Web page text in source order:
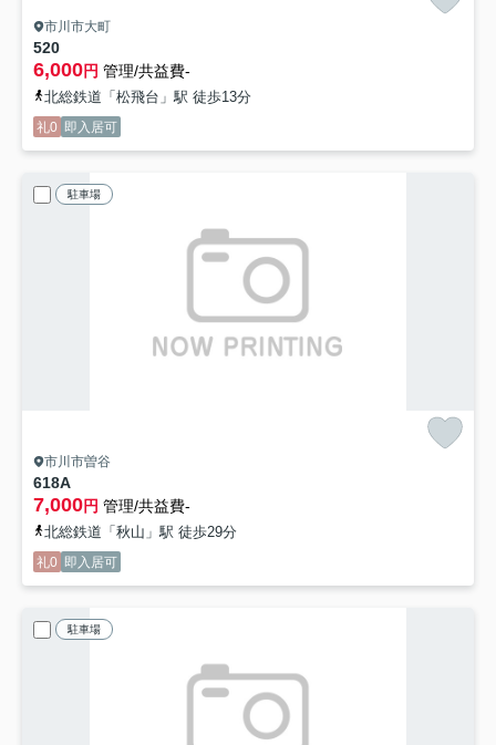
市川市大町
520
6,000円 管理/共益費-
北総鉄道「松飛台」駅 徒歩13分
礼0 即入居可
駐車場
市川市曽谷
618A
7,000円 管理/共益費-
北総鉄道「秋山」駅 徒歩29分
礼0 即入居可
駐車場